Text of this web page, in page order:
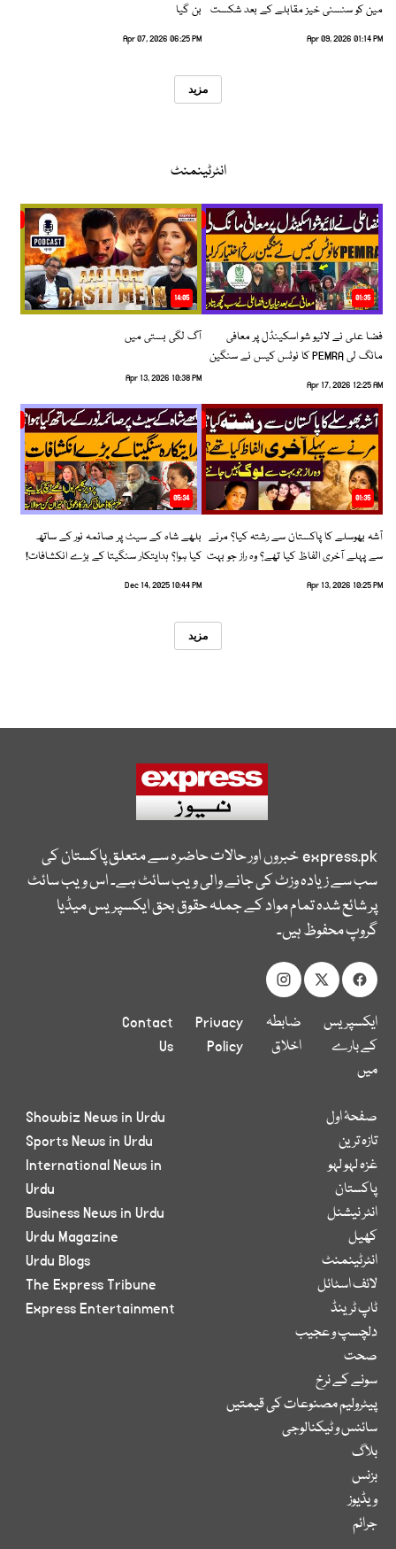
مین کو سنسنی خیز مقابلے کے بعد شکست
Apr 09, 2026 01:14 PM
بن گیا
Apr 07, 2026 06:25 PM
مزید
انٹرٹینمنٹ
01:35
فضا علی نے لائیو شو اسکینڈل پر معافی
مانگ لی PEMRA کا نوٹس کیس نے سنگین
Apr 17, 2026 12:25 AM
14:05
آگ لگی بستی میں
Apr 13, 2026 10:38 PM
01:35
آشہ بھوسلے کا پاکستان سے رشتہ کیا؟ مرنے
سے پہلے آخری الفاظ کیا تھے؟ وہ راز جو بہت
Apr 13, 2026 10:25 PM
05:34
بلھے شاہ کے سیٹ پر صائمہ نور کے ساتھ
کیا ہوا؟ ہدایتکار سنگیتا کے بڑے انکشافات!
Dec 14, 2025 10:44 PM
مزید
express.pkخبروں اور حالات حاضرہ سے متعلق پاکستان کی
سب سے زیادہ وزٹ کی جانے والی ویب سائٹ ہے۔ اس ویب سائٹ
پر شائع شدہ تمام مواد کے جملہ حقوق بحق ایکسپریس میڈیا
گروپ محفوظ ہیں۔
ایکسپریس
کے بارے
میں
ضابطہ
اخلاق
Privacy
Policy
Contact
Us
صفحۂ اول
تازہ ترین
غزہ لہو لہو
پاکستان
انٹر نیشنل
کھیل
انٹرٹینمنٹ
لائف اسٹائل
ٹاپ ٹرینڈ
دلچسپ و عجیب
صحت
سونے کے نرخ
پیٹرولیم مصنوعات کی قیمتیں
سائنس و ٹیکنالوجی
بلاگ
بزنس
ویڈیوز
جرائم
Showbiz News in Urdu
Sports News in Urdu
International News in
Urdu
Business News in Urdu
Urdu Magazine
Urdu Blogs
The Express Tribune
Express Entertainment